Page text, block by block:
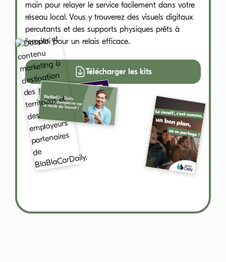
main pour relayer le service facilement dans votre
réseau local. Vous y trouverez des visuels digitaux
percutants et des supports physiques prêts à
l'emploi pour un relais efficace.
Télécharger les kits